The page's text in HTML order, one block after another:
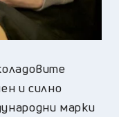
и силно
марки